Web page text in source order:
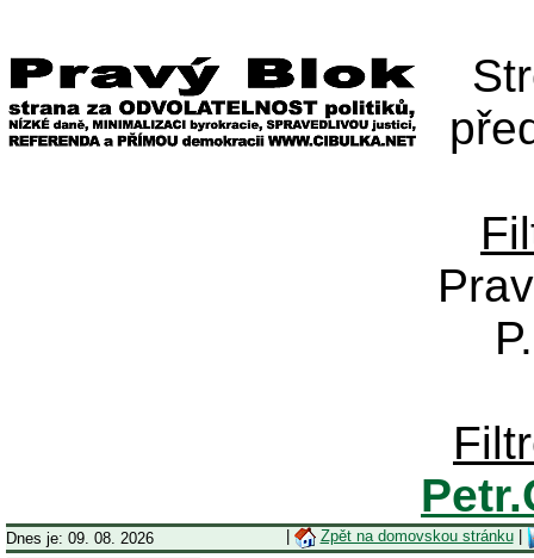
Dnes je: 09. 08. 2026 Zpět na domovskou stránku|